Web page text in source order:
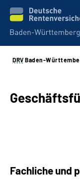
Beratung und
Kunden
Presse
DRV Baden-
Fachliche und